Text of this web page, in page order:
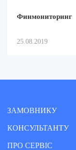
Финмониторинг
25.08.2019
ЗАМОВНИКУ
КОНСУЛЬТАНТУ
ПРО СЕРВІС